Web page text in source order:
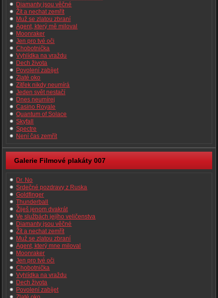
Diamanty jsou věčné
Žít a nechat zemřít
Muž se zlatou zbraní
Agent, který mě miloval
Moonraker
Jen pro tvé oči
Chobotnička
Vyhlídka na vraždu
Dech života
Povolení zabíjet
Zlaté oko
Zítřek nikdy neumírá
Jeden svět nestačí
Dnes neumírej
Casino Royale
Quantum of Solace
Skyfall
Spectre
Není čas zemřít
Galerie Filmové plakáty 007
Dr. No
Srdečné pozdravy z Ruska
Goldfinger
Thunderball
Žiješ jenom dvakrát
Ve službách jejího veličenstva
Diamanty jsou věčné
Žít a nechat zemřít
Muž se zlatou zbraní
Agent, který mne miloval
Moonraker
Jen pro tvé oči
Chobotnička
Vyhlídka na vraždu
Dech života
Povolení zabíjet